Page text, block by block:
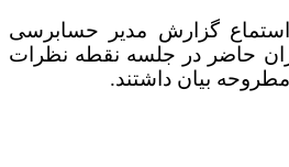
گزارش مدیر حسابرسی
حاضر در جلسه نقطه نظرات
بیان داشتند.